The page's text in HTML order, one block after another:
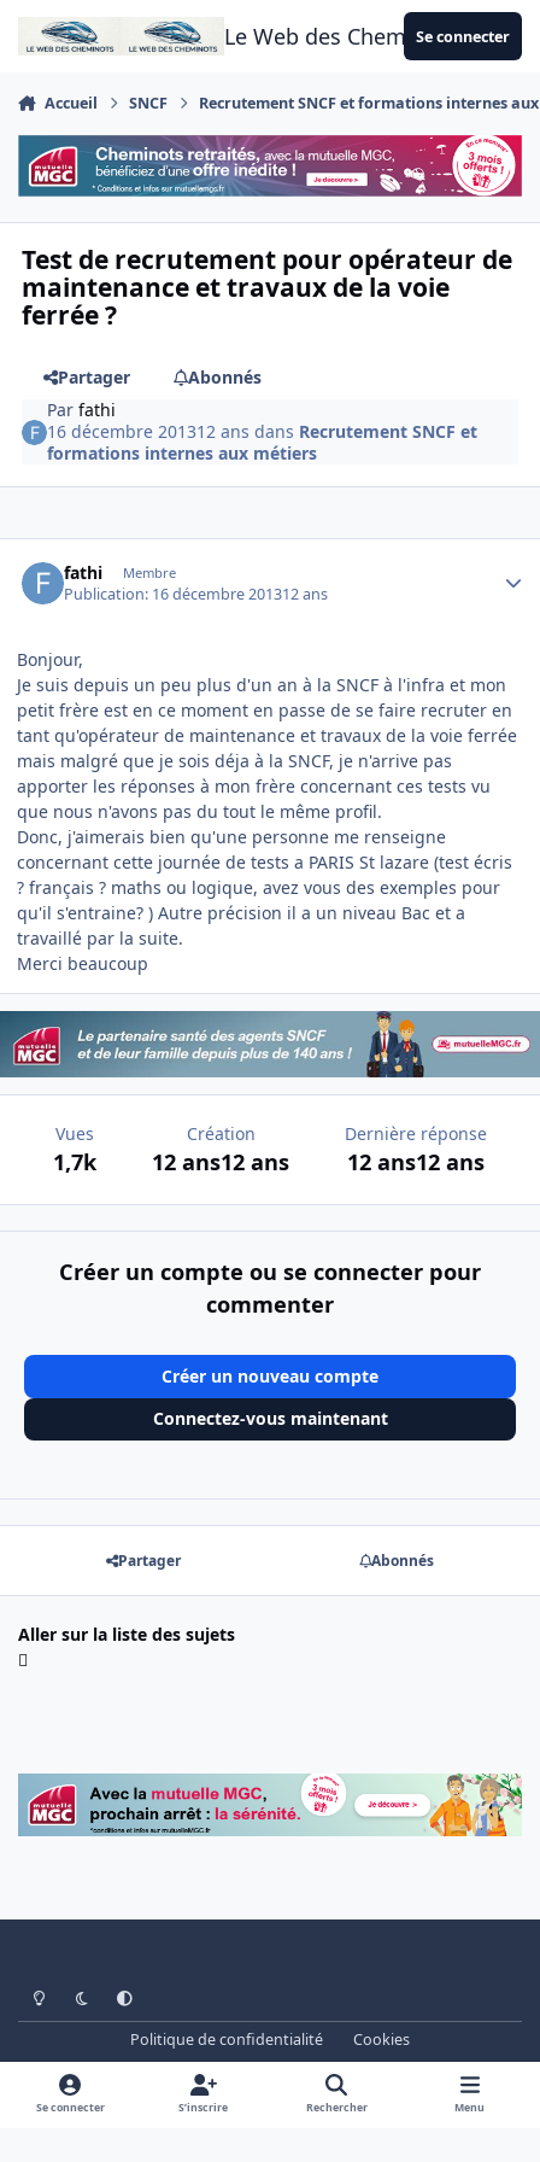
Aller au contenu
Le Web des CheminotsSe connecter
Accueil SNCF Recrutement SNCF et formations internes
Test de recrutement pour opérateur de
maintenance et travaux de la voie
ferrée ?
Partager
Abonnés
Parfathi
16 décembre 201312 ans dans Recrutement SNCF et
formations internes aux métiers
fathi Membre
Publication: 16 décembre 201312 ans
Bonjour,
Je suis depuis un peu plus d'un an à la SNCF à l'infra et mon
petit frère est en ce moment en passe de se faire recruter en
tant qu'opérateur de maintenance et travaux de la voie ferrée
mais malgré que je sois déja à la SNCF, je n'arrive pas
apporter les réponses à mon frère concernant ces tests vu
que nous n'avons pas du tout le même profil.
Donc, j'aimerais bien qu'une personne me renseigne
concernant cette journée de tests a PARIS St lazare (test écris
? français ? maths ou logique, avez vous des exemples pour
qu'il s'entraine? ) Autre précision il a un niveau Bac et a
travaillé par la suite.
Merci beaucoup
Vues
1,7k
Création
12 ans12 ans
Dernière réponse
12 ans12 ans
Créer un compte ou se connecter pour
commenter
Créer un nouveau compte
Connectez-vous maintenant
Partager Abonnés
Aller sur la liste des sujets
Light ModeDark ModeSystem Preference
Politique de confidentialité
Cookies
www.cheminots.net - Forum Libre depuis 2003
Powered by
Invision Community
Se connecter S’inscrire Rechercher Menu